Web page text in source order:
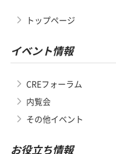
トップページ
イベント情報
CREフォーラム
内覧会
その他イベント
お役立ち情報